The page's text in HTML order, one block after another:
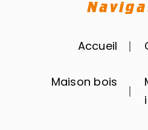
Accueil
Maison bois